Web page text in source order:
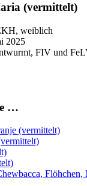
(vermittelt)
weiblich
2025
FIV und
…
(vermittelt)